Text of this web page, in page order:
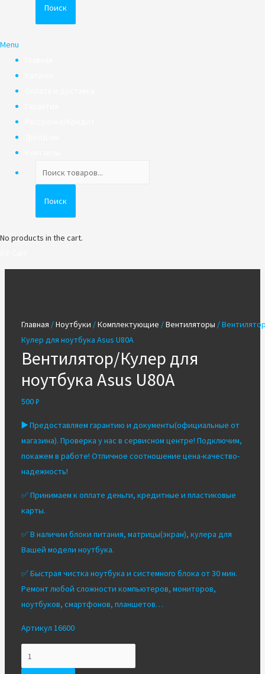
Поиск
Menu
товаров
Поиск
No products in the cart.
Главная /Ноутбуки /Комплектующие /Вентиляторы /
Кулер для ноутбука Asus U80A
Вентилятор/Кулер для
ноутбука Asus U80A
500₽
▶️Предоставляем гарантию и документы(официальные от
магазина). Проверка у нас в сервисном центре! Подключим,
покажем в работе! Отличное соотношение цена-качество-
надежность!
✅ Принимаем к оплате деньги, кредитные и пластиковые
карты.
✅ В наличии блоки питания, матрицы(экран), кулера для
Вашей модели ноутбука.
✅ Быстрая чистка ноутбука и системного блока от 30 мин.
Ремонт любой сложности компьютеров, мониторов,
ноутбуков, смартфонов, планшетов…
Артикул 16600
Вентилятор/